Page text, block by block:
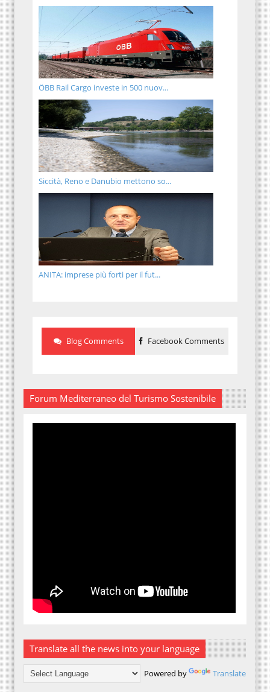
ÖBB Rail Cargo investe in 500 nuov...
Siccità, Reno e Danubio mettono so...
ANITA: imprese più forti per il fut...
Blog Comments Facebook Comments
Forum Mediterraneo del Turismo Sostenibile
Translate all the news into your language
Powered by Translate